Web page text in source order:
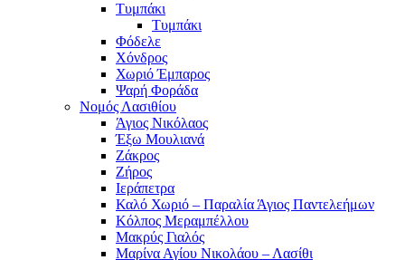
Τυμπάκι
Τυμπάκι
Φόδελε
Χόνδρος
Χωριό Έμπαρος
Ψαρή Φοράδα
Νομός Λασιθίου
Άγιος Νικόλαος
Έξω Μουλιανά
Ζάκρος
Ζήρος
Ιεράπετρα
Καλό Χωριό – Παραλία Άγιος Παντελεήμων
Κόλπος Μεραμπέλλου
Μακρύς Γιαλός
Μαρίνα Αγίου Νικολάου – Λασίθι